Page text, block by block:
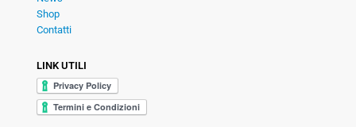
Shop
Contatti
LINK UTILI